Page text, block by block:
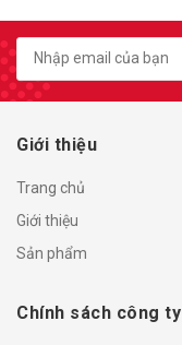
Giới thiệu
Trang chủ
Giới thiệu
Sản phẩm
Chính sách công ty